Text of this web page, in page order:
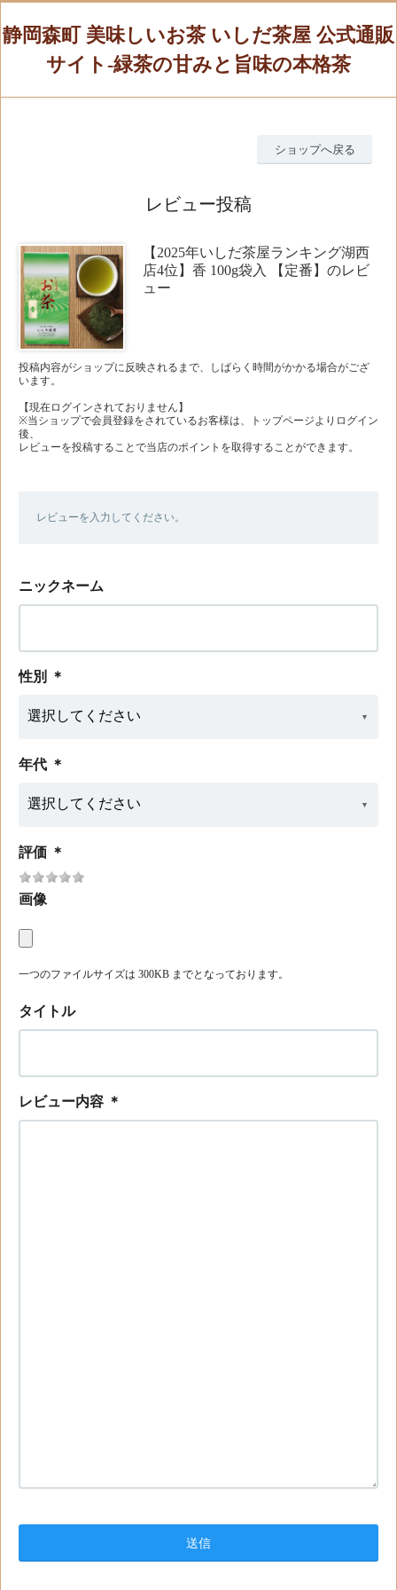
静岡森町 美味しいお茶 いしだ茶屋 公式通販
サイト-緑茶の甘みと旨味の本格茶
ショップへ戻る
レビュー投稿
【2025年いしだ茶屋ランキング湖西
店4位】香 100g袋入 【定番】のレビ
ュー
投稿内容がショップに反映されるまで、しばらく時間がかかる場合がござ
います。
【現在ログインされておりません】
※当ショップで会員登録をされているお客様は、トップページよりログイン
後、
レビューを投稿することで当店のポイントを取得することができます。
レビューを入力してください。
ニックネーム
性別 ＊
年代 ＊
評価 ＊
画像
一つのファイルサイズは 300KB までとなっております。
タイトル
レビュー内容 ＊